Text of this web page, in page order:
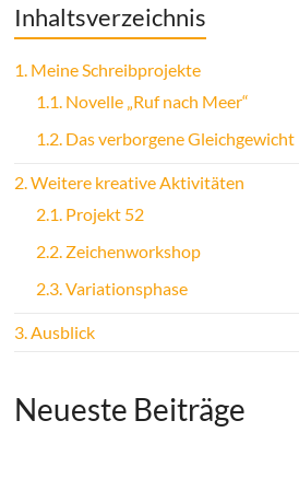
Inhaltsverzeichnis
1. Meine Schreibprojekte
1.1. Novelle „Ruf nach Meer“
1.2. Das verborgene Gleichgewicht
2.Weitere kreative Aktivitäten
2.1. Projekt 52
2.2. Zeichenworkshop
2.3.Variationsphase
3.Ausblick
Neueste Beiträge